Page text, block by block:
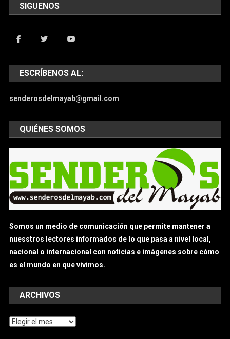
SIGUENOS
ESCRÍBENOS AL:
senderosdelmayab@gmail.com
QUIÉNES SOMOS
Somos un medio de comunicación que permite mantener a
nuesstros lectores informados de lo que pasa a nivel local,
nacional o internacional con noticias e imágenes sobre cómo
es el mundo en que vivimos.
ARCHIVOS
Archivos